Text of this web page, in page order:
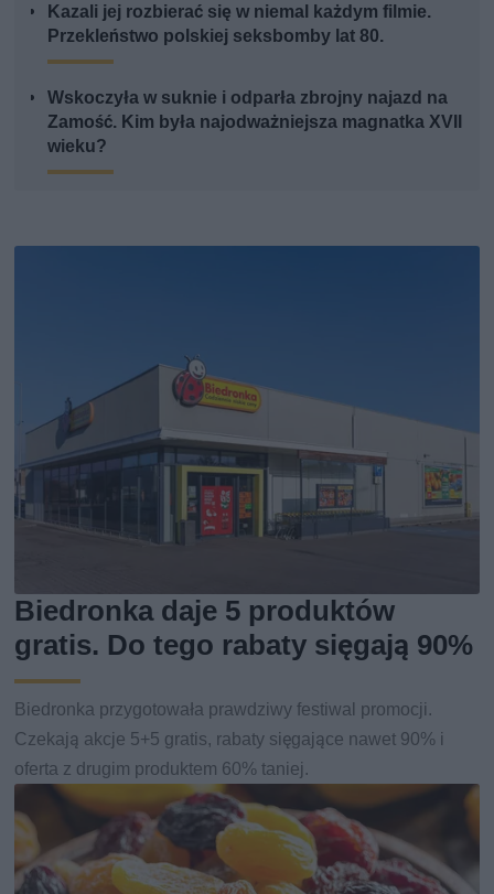
Kazali jej rozbierać się w niemal każdym filmie.
Przekleństwo polskiej seksbomby lat 80.
Wskoczyła w suknie i odparła zbrojny najazd na
Zamość. Kim była najodważniejsza magnatka XVII
wieku?
Biedronka daje 5 produktów
gratis. Do tego rabaty sięgają 90%
Biedronka przygotowała prawdziwy festiwal promocji.
Czekają akcje 5+5 gratis, rabaty sięgające nawet 90% i
oferta z drugim produktem 60% taniej.